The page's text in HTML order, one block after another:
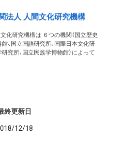
法人 人間文化研究機構
化研究機構は ６つの機関（国立歴史
、国立国語研究所、国際日本文化研
究所、国立民族学博物館）によって
終更新日
12/18